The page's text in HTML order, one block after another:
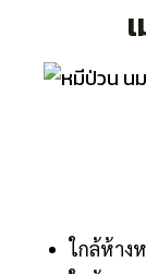
ใกล้ห้าง